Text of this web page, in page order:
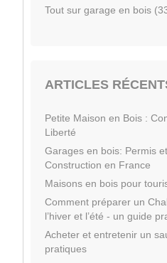
Tout sur garage en bois
ARTICLES
Petite Maison en Bois :
Liberté
Garages en bois: Permis
Construction en France
Maisons en bois pour
Comment préparer un
l’hiver et l’été - un guide
Acheter et entretenir un
pratiques